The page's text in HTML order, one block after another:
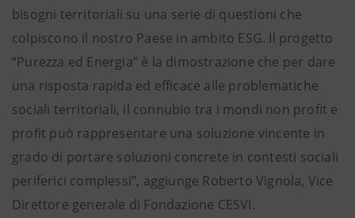
bisogni territoriali su una serie di questioni che
colpiscono il nostro Paese in ambito ESG. Il progetto
“Purezza ed Energia” è la dimostrazione che per dare
una risposta rapida ed efficace alle problematiche
sociali territoriali, il connubio tra i mondi non profit e
profit può rappresentare una soluzione vincente in
grado di portare soluzioni concrete in contesti sociali
periferici complessi”, aggiunge Roberto Vignola, Vice
Direttore generale di Fondazione CESVI.